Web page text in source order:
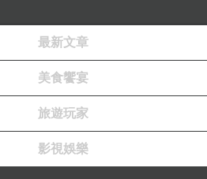
最新文章
美食饗宴
旅遊玩家
影視娛樂